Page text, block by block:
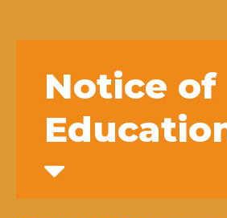
Notice of